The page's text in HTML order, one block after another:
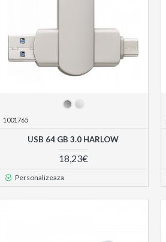
1001765
USB 64 GB 3.0 HARLOW
18,23€
Personalizeaza